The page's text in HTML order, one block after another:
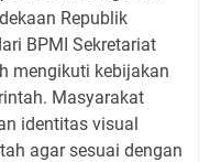
Republik
BPMI Sekretariat
mengikuti kebijakan
Masyarakat
identitas visual
agar sesuai dengan